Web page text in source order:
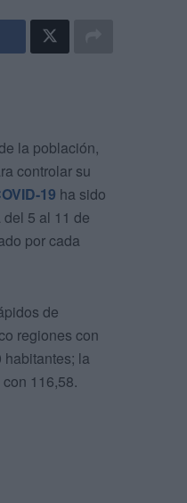
la población,
controlar su
19 ha sido
5 al 11 de
por cada
de
regiones con
la
116,58.